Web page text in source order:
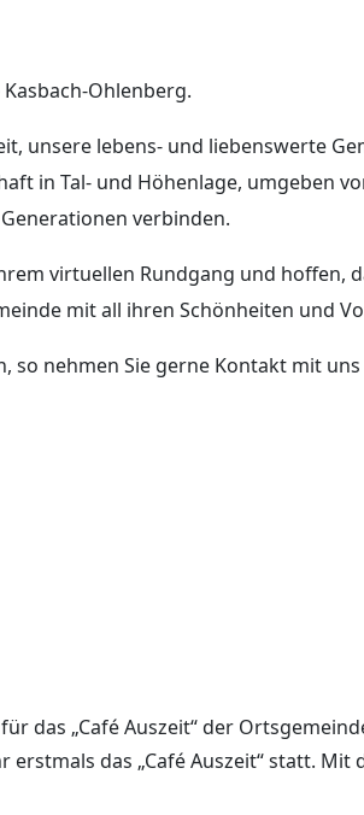
Ohlenberg.
unsere lebens- und liebenswerte
in Tal- und Höhenlage, umgeben
verbinden.
virtuellen Rundgang und hoffen,
mit all ihren Schönheiten und
so nehmen Sie gerne Kontakt mit
das „Café Auszeit“ der
erstmals das „Café Auszeit“ statt. Mit